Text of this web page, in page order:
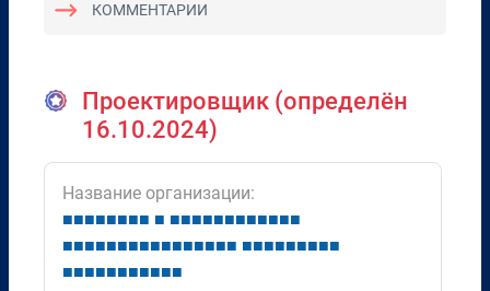
КОММЕНТАРИИ
Проектировщик (определён
16.10.2024)
Название организации:
■■■■■■■■ ■ ■■■■■■■■■■■■
■■■■■■■■■■■■■■■■ ■■■■■■■■■
■■■■■■■■■■■